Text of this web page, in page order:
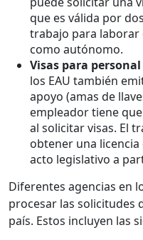
que es válida por
trabajo para laborar
como autónomo.
Visas para
los EAU también
apoyo (amas de
empleador tiene
al solicitar visas. El
obtener una
acto legislativo a
Diferentes agencias en
procesar las solicitudes
país. Estos incluyen las